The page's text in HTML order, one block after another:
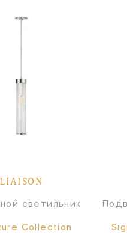
LIAISON
светильник
Collection